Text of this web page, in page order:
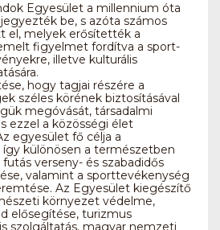
Egyesület a millennium óta
be, s azóta számos
el, melyek erősítették a
figyelmet fordítva a sport-
illetve kulturális
hogy tagjai részére a
széles körének biztosításával
megóvását, társadalmi
ezzel a közösségi élet
egyesület fő célja a
különösen a természetben
verseny- és szabadidős
valamint a sporttevékenység
Az Egyesület kiegészítő
környezet védelme,
elősegítése, turizmus
szolgáltatás, magyar nemzeti